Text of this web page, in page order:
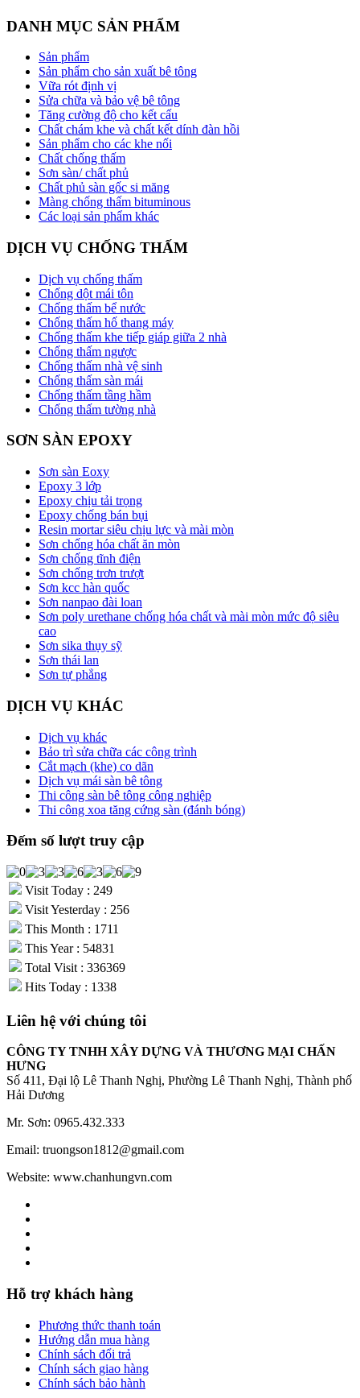
DANH MỤC SẢN PHẨM
Sản phẩm
Sản phẩm cho sản xuất bê tông
Vữa rót định vị
Sửa chữa và bảo vệ bê tông
Tăng cường độ cho kết cấu
Chất chám khe và chất kết dính đàn hồi
Sản phẩm cho các khe nối
Chất chống thấm
Sơn sàn/ chất phủ
Chất phủ sàn gốc si măng
Màng chống thấm bituminous
Các loại sản phẩm khác
DỊCH VỤ CHỐNG THẤM
Dịch vụ chống thấm
Chống dột mái tôn
Chống thấm bể nước
Chống thấm hố thang máy
Chống thấm khe tiếp giáp giữa 2 nhà
Chống thấm ngược
Chống thấm nhà vệ sinh
Chống thấm sàn mái
Chống thấm tầng hầm
Chống thấm tường nhà
SƠN SÀN EPOXY
Sơn sàn Eoxy
Epoxy 3 lớp
Epoxy chịu tải trọng
Epoxy chống bán bụi
Resin mortar siêu chịu lực và mài mòn
Sơn chống hóa chất ăn mòn
Sơn chống tĩnh điện
Sơn chống trơn trượt
Sơn kcc hàn quốc
Sơn nanpao đài loan
Sơn poly urethane chống hóa chất và mài mòn mức độ siêu
cao
Sơn sika thụy sỹ
Sơn thái lan
Sơn tự phẳng
DỊCH VỤ KHÁC
Dịch vụ khác
Bảo trì sửa chữa các công trình
Cắt mạch (khe) co dãn
Dịch vụ mái sàn bê tông
Thi công sàn bê tông công nghiệp
Thi công xoa tăng cứng sàn (đánh bóng)
Đếm số lượt truy cập
Visit Today : 249
Visit Yesterday : 256
This Month : 1711
This Year : 54831
Total Visit : 336369
Hits Today : 1338
Liên hệ với chúng tôi
CÔNG TY TNHH XÂY DỰNG VÀ THƯƠNG MẠI CHẤN
HƯNG
Số 411, Đại lộ Lê Thanh Nghị, Phường Lê Thanh Nghị, Thành phố
Hải Dương
Mr. Sơn: 0965.432.333
Email: truongson1812@gmail.com
Website: www.chanhungvn.com
Hỗ trợ khách hàng
Phương thức thanh toán
Hướng dẫn mua hàng
Chính sách đổi trả
Chính sách giao hàng
Chính sách bảo hành